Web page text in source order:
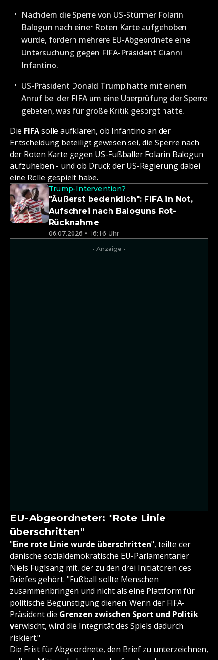
Nachdem die Sperre von US-Stürmer Folarin
Balogun nach einer Roten Karte aufgehoben
wurde, fordern mehrere EU-Abgeordnete eine
Untersuchung gegen FIFA-Präsident Gianni
Infantino.
US-Präsident Donald Trump hatte mit einem
Anruf bei der FIFA um eine Überprüfung der Sperre
gebeten, was für große Kritik gesorgt hatte.
Die FIFAsolle aufklären, ob Infantino an der
Entscheidung beteiligt gewesen sei, die Sperre nach
der Roten Karte gegen US-Fußballer Folarin Balogun
aufzuheben - und ob Druck der US-Regierung dabei
eine Rolle gespielt habe.
Trump-Intervention?
"Äußerst bedenklich": FIFA in Not,
Aufschrei nach Baloguns Rot-
Rücknahme
06.07.2026 • 16:16 Uhr
- Anzeige -
EU-Abgeordneter: "Rote Linie
überschritten"
"Eine rote Linie wurde überschritten", teilte der
dänische sozialdemokratische EU-Parlamentarier
Niels Fuglsang mit, der zu den drei Initiatoren des
Briefes gehört. "Fußball sollte Menschen
zusammenbringen und nicht als eine Plattform für
politische Begünstigung dienen. Wenn der FIFA-
Präsident die Grenzen zwischen Sport und Politik
verwischt, wird die Integrität des Spiels dadurch
riskiert."
Die Frist für Abgeordnete, den Brief zu unterzeichnen,